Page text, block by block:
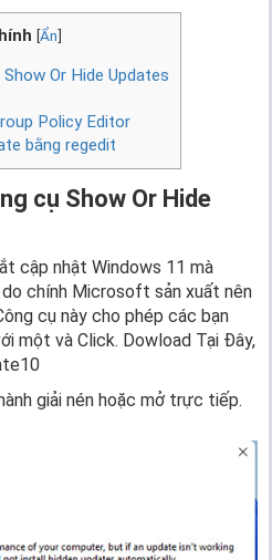
[Ẩn]
Or Hide Updates
Policy Editor
bằng regedit
cụ Show Or Hide
cập nhật Windows 11 mà
do chính Microsoft sản xuất nên
cụ này cho phép các bạn
một và Click. Dowload Tại Đây,
giải nén hoặc mở trực tiếp.